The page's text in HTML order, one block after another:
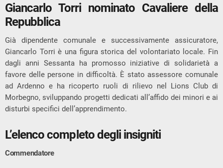
Giancarlo Torri nominato Cavaliere della
Repubblica
Già dipendente comunale e successivamente assicuratore,
Giancarlo Torri è una figura storica del volontariato locale. Fin
dagli anni Sessanta ha promosso iniziative di solidarietà a
favore delle persone in difficoltà. È stato assessore comunale
ad Ardenno e ha ricoperto ruoli di rilievo nel Lions Club di
Morbegno, sviluppando progetti dedicati all’affido dei minori e ai
disturbi specifici dell’apprendimento.
L’elenco completo degli insigniti
Commendatore